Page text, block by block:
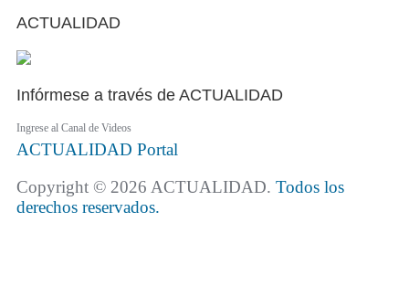
ACTUALIDAD
Infórmese a través de ACTUALIDAD
Ingrese al Canal de Videos
ACTUALIDAD Portal
Copyright © 2026 ACTUALIDAD. Todos los
derechos reservados.